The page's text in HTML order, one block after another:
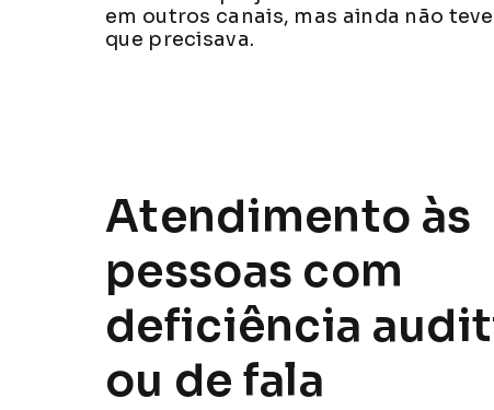
em outros canais, mas ainda não
que precisava.
Atendimento às
pessoas com
deficiência
ou de fala